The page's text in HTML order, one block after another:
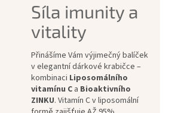
Síla imunity a
vitality
Přinášíme Vám výjimečný balíček
v elegantní dárkové krabičce –
kombinaci Liposomálního
vitamínu Ca Bioaktivního
ZINKU. Vitamín C v liposomální